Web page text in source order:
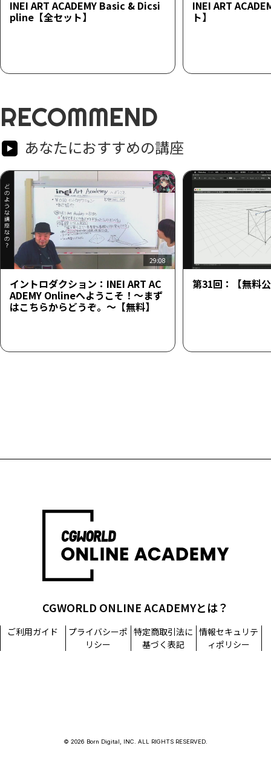
INEI ART ACADEMY Basic & Dicsi
pline【全セット】
INEI ART
ト】
RECOMMEND
あなたにおすすめの講座
29:08
イントロダクション：INEI ART AC
ADEMY Onlineへようこそ！～まず
はこちらからどうぞ。～【無料】
第31回：【無料
CGWORLD ONLINE ACADEMYとは？
ご利用ガイド
プライバシーポ
リシー
特定商取引法に
基づく表記
情報セキュリテ
ィポリシー
© 2026 Born Digital, INC. ALL RIGHTS RESERVED.